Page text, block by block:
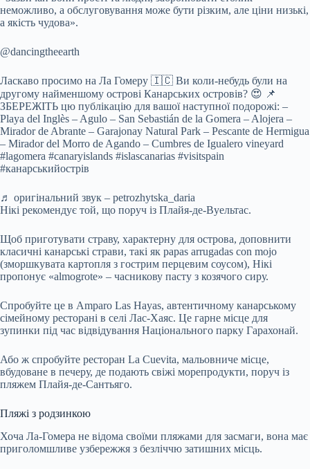
неможливо, а обслуговування може бути різким, але ціни низькі,
а якість чудова».
@dancingtheearth
Ласкаво просимо на Ла Гомеру 🇮🇨 Ви коли-небудь були на
другому найменшому острові Канарських островів? 😍 📌
ЗБЕРЕЖІТЬ цю публікацію для вашої наступної подорожі: –
Playa del Inglès – Agulo – San Sebastián de la Gomera – Alojera –
Mirador de Abrante – Garajonay Natural Park – Pescante de Hermigua
– Mirador del Morro de Agando – Cumbres de Igualero vineyard
#lagomera #canaryislands #islascanarias #visitspain
#канарськийострів
♬ оригінальний звук – petrozhytska_daria
Нікі рекомендує той, що поруч із Плайя-де-Вуельтас.
Щоб приготувати страву, характерну для острова, доповнити
класичні канарські страви, такі як papas arrugadas con mojo
(зморшкувата картопля з гострим перцевим соусом), Нікі
пропонує «almogrote» – часникову пасту з козячого сиру.
Спробуйте це в Amparo Las Hayas, автентичному канарському
сімейному ресторані в селі Лас-Хаяс. Це гарне місце для
зупинки під час відвідування Національного парку Гарахонай.
Або ж спробуйте ресторан La Cuevita, мальовниче місце,
вбудоване в печеру, де подають свіжі морепродукти, поруч із
пляжем Плайя-де-Сантьяго.
Пляжі з родзинкою
Хоча Ла-Гомера не відома своїми пляжами для засмаги, вона має
приголомшливе узбережжя з безліччю затишних місць.